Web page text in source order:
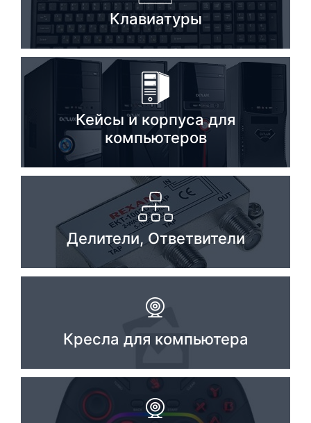
Видеоконференцсвязь
Digital Signage
Видеонаблюдение
Комплектующие ПК
Клавиатуры
Кейсы и корпуса для
компьютеров
Делители, Ответвители
Кресла для компьютера